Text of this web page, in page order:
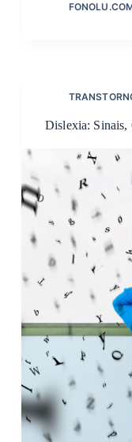
Dislexia: Sinais,